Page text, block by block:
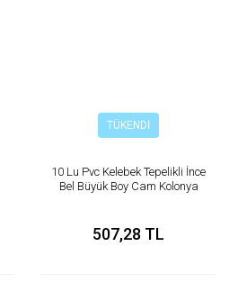
TÜKENDİ
10 Lu Pvc Kelebek Tepelikli İnce
Bel Büyük Boy Cam Kolonya
507,28 TL